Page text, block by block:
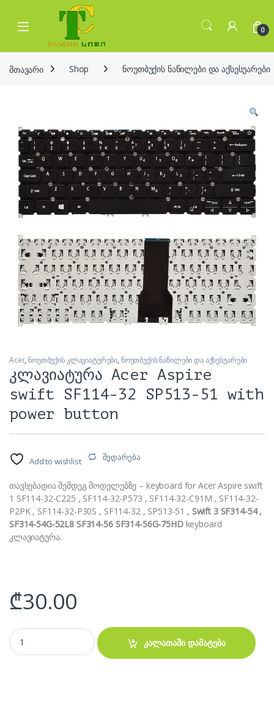
Skip to navigation
Skip to content
Open 0
მთავარი Shop ნოუთბუქის ნაწილები და აქსესუარები
Acer,ნოუთბუქის კლავიატურები, ნოუთბუქის ნაწილები და აქსესუარები
კლავიატურა Acer Aspire
swift SF114-32 SP513-51 with
power button
Add to wishlist შედარება
თავსებადია შემდეგ მოდელებზე – keyboard for Acer Aspire swift
1 SF114-32-C225 , SF114-32-P573 , SF114-32-C91M , SF114-32-
P2PK , SF114-32-P30S , SF114-32 , SP513-51 , Swift 3 SF314-54 ,
SF314-54G-52L8 SF314-56 SF314-56G-75HD keyboard
კლავიატურა.
₾30.00
კლავიატურა Acer Aspire swift SF114-32 SP513-51 with power
კალათაში დამატება